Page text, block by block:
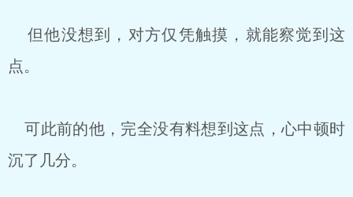
但他没想到，对方仅凭触摸，就能察觉到这
点。
可此前的他，完全没有料想到这点，心中顿时
沉了几分。